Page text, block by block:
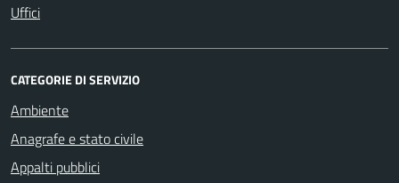
Uffici
CATEGORIE DI SERVIZIO
Ambiente
Anagrafe e stato civile
Appalti pubblici